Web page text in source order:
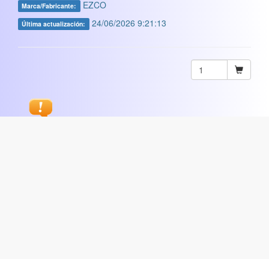
Marca/Fabricante: EZCO
Última actualización: 24/06/2026 9:21:13